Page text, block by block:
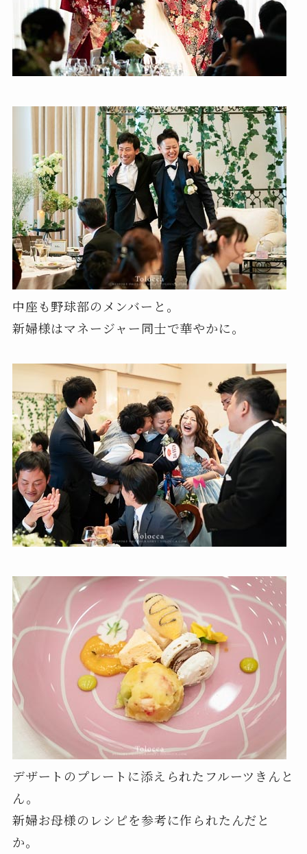
中座も野球部のメンバーと。
新婦様はマネージャー同士で華やかに。
デザートのプレートに添えられたフルーツきんと
ん。
新婦お母様のレシピを参考に作られたんだと
か。